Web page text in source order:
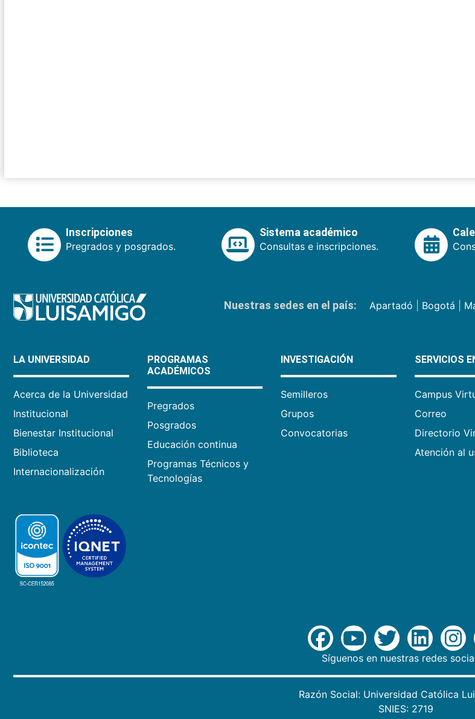
Inscripciones
Pregrados y posgrados.
Sistema académico
Consultas e inscripciones.
Nuestras sedes en el país: Apartadó Bogotá
LA UNIVERSIDAD
Acerca de la Universidad
Institucional
Bienestar Institucional
Biblioteca
Internacionalización
PROGRAMAS
ACADÉMICOS
Pregrados
Posgrados
Educación continua
Programas Técnicos y
Tecnologías
INVESTIGACIÓN
Semilleros
Grupos
Convocatorias
SERVICIOS
Campus
Correo
Directorio
Atención al
Síguenos en nuestras redes
Razón Social: Universidad Católica
SNIES: 2719